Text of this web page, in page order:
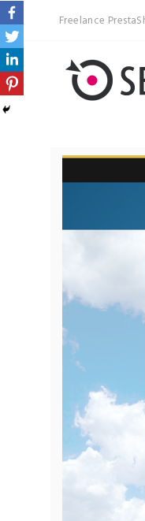
Freelance